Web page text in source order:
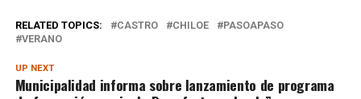
RELATED TOPICS: CASTRO CHILOE
PASOAPASO
VERANO
UP NEXT
Municipalidad informa sobre lanzamiento de programa